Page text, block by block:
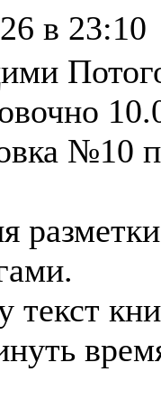
в 23:10
№10
текст